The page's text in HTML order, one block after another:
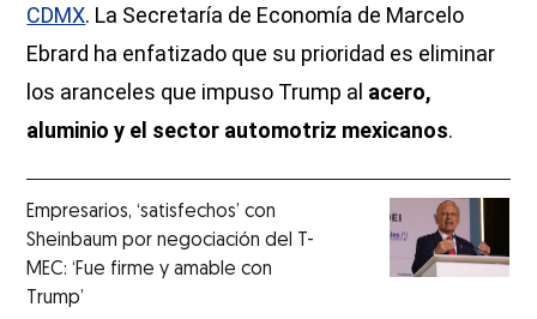
CDMX. La Secretaría de Economía de Marcelo
Ebrard ha enfatizado que su prioridad es eliminar
los aranceles que impuso Trump al acero,
aluminio y el sector automotriz mexicanos.
Empresarios, ‘satisfechos’ con
Sheinbaum por negociación del T-
MEC: ‘Fue firme y amable con
Trump’